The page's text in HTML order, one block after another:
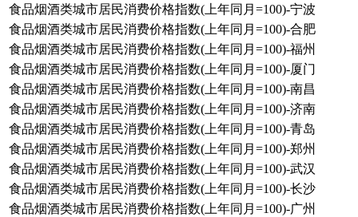
食品烟酒类城市居民消费价格指数(上年同月=100)-宁波
食品烟酒类城市居民消费价格指数(上年同月=100)-合肥
食品烟酒类城市居民消费价格指数(上年同月=100)-福州
食品烟酒类城市居民消费价格指数(上年同月=100)-厦门
食品烟酒类城市居民消费价格指数(上年同月=100)-南昌
食品烟酒类城市居民消费价格指数(上年同月=100)-济南
食品烟酒类城市居民消费价格指数(上年同月=100)-青岛
食品烟酒类城市居民消费价格指数(上年同月=100)-郑州
食品烟酒类城市居民消费价格指数(上年同月=100)-武汉
食品烟酒类城市居民消费价格指数(上年同月=100)-长沙
食品烟酒类城市居民消费价格指数(上年同月=100)-广州